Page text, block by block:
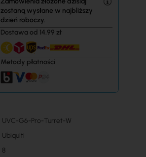
zostaną wysłane w najbliższy
dzień roboczy.
Dostawa od 14,99 zł
Metody płatności
UVC-G6-Pro-Turret-W
Ubiquiti
8